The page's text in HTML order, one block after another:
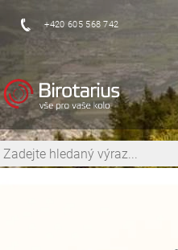
+420 605 568 742